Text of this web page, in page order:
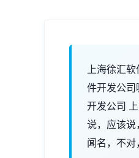
上海徐汇
件开发公司
开发公司
说，应该说
闻名，不